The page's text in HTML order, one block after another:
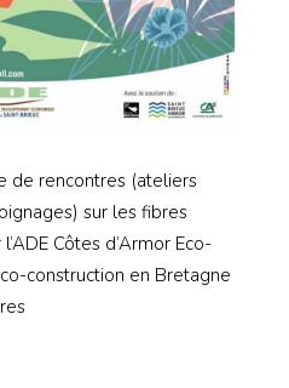
de rencontres (ateliers
sur les fibres
Côtes d’Armor Eco-
construction en Bretagne